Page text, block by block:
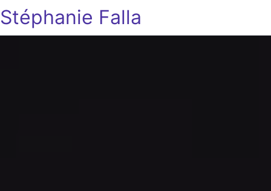
Stéphanie Falla